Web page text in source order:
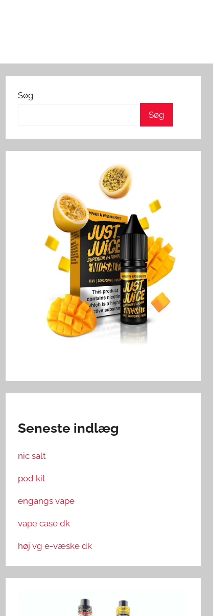
Søg
Søg
Seneste indlæg
nic salt
pod kit
engangs vape
vape case dk
høj vg e-væske dk